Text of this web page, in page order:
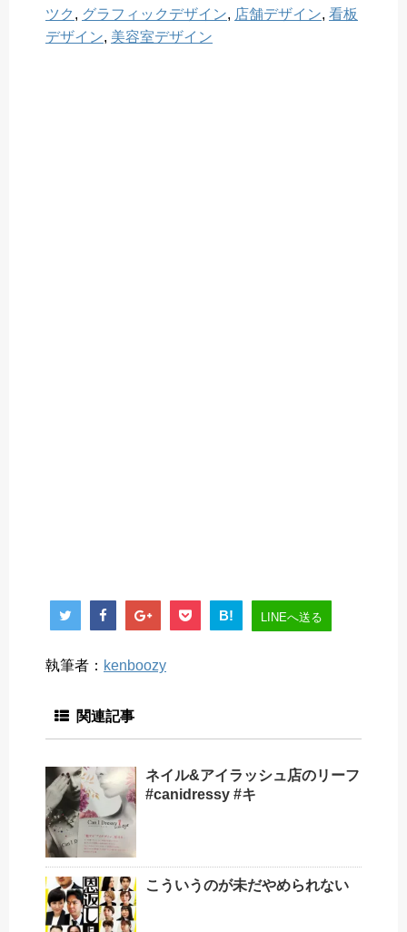
ツク , グラフィックデザイン, 店舗デザイン, 看板
デザイン, 美容室デザイン
B! LINEへ送る
執筆者： kenboozy
関連記事
ネイル&アイラッシュ店のリーフ
#canidressy #キ
こういうのが未だやめられない